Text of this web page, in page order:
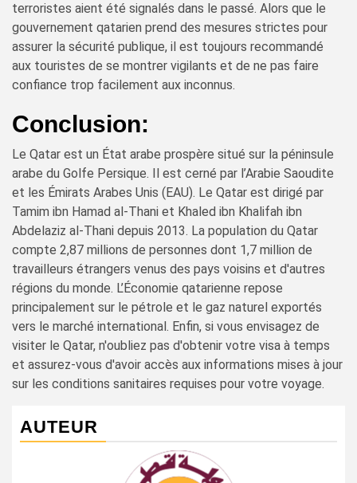
terroristes aient été signalés dans le passé. Alors que le
gouvernement qatarien prend des mesures strictes pour
assurer la sécurité publique, il est toujours recommandé
aux touristes de se montrer vigilants et de ne pas faire
confiance trop facilement aux inconnus.
Conclusion:
Le Qatar est un État arabe prospère situé sur la péninsule
arabe du Golfe Persique. Il est cerné par l’Arabie Saoudite
et les Émirats Arabes Unis (EAU). Le Qatar est dirigé par
Tamim ibn Hamad al-Thani et Khaled ibn Khalifah ibn
Abdelaziz al-Thani depuis 2013. La population du Qatar
compte 2,87 millions de personnes dont 1,7 million de
travailleurs étrangers venus des pays voisins et d'autres
régions du monde. L’Économie qatarienne repose
principalement sur le pétrole et le gaz naturel exportés
vers le marché international. Enfin, si vous envisagez de
visiter le Qatar, n'oubliez pas d'obtenir votre visa à temps
et assurez-vous d'avoir accès aux informations mises à jour
sur les conditions sanitaires requises pour votre voyage.
AUTEUR